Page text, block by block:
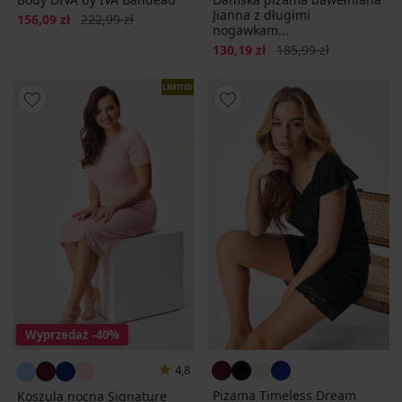
Zniżka
156,09 zł Pierwotna cena
222,99 zł
Jianna z długimi
nogawkam...
Zniżka
130,19 zł Pierwotna cena
185,99 zł
LIMITED
Wyprzedaż -40%
4,8
Koszula nocna Signature Piżama Timeless Dream